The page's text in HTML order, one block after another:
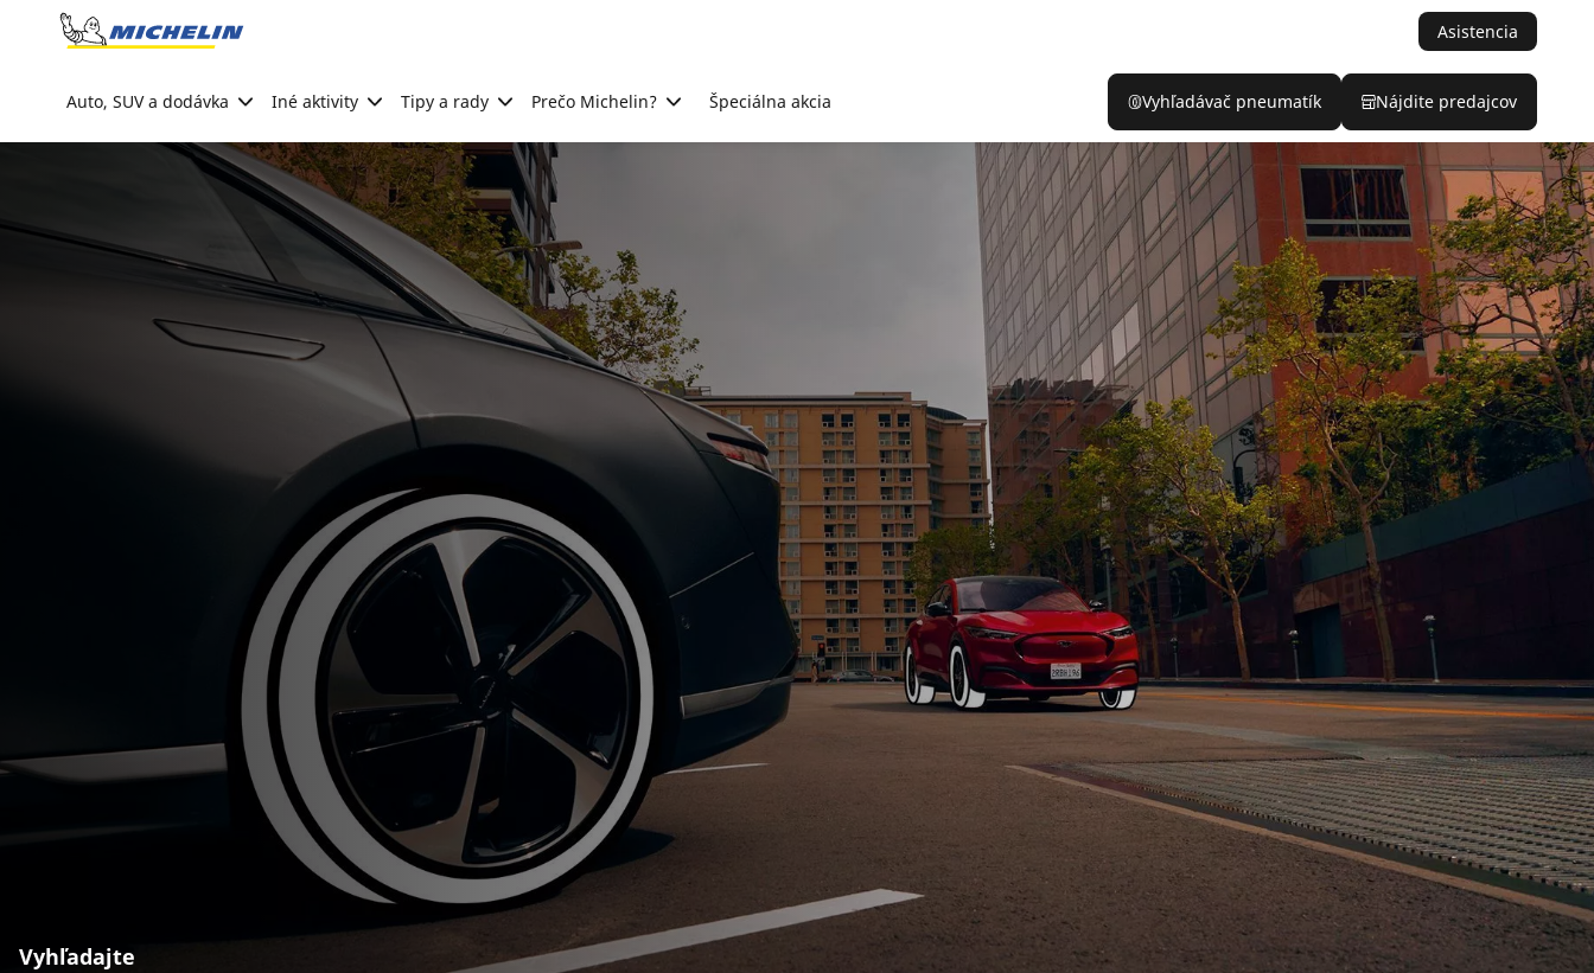
Go to page content
Asistencia
Auto, SUV a dodávka Iné aktivity Tipy a rady Prečo Michelin? Špeciálna akcia Vyhľadávač pneumatík Nájdite predajcov
Vyhľadajte